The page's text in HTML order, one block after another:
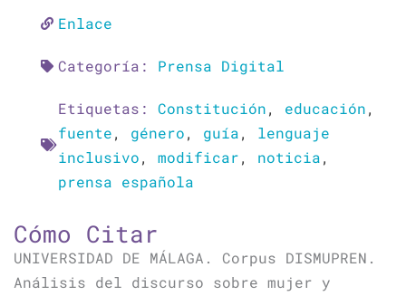
Enlace
Categoría: Prensa Digital
Etiquetas: Constitución, educación,
fuente, género, guía, lenguaje
inclusivo, modificar, noticia,
prensa española
Cómo Citar
UNIVERSIDAD DE MÁLAGA. Corpus DISMUPREN.
Análisis del discurso sobre mujer y